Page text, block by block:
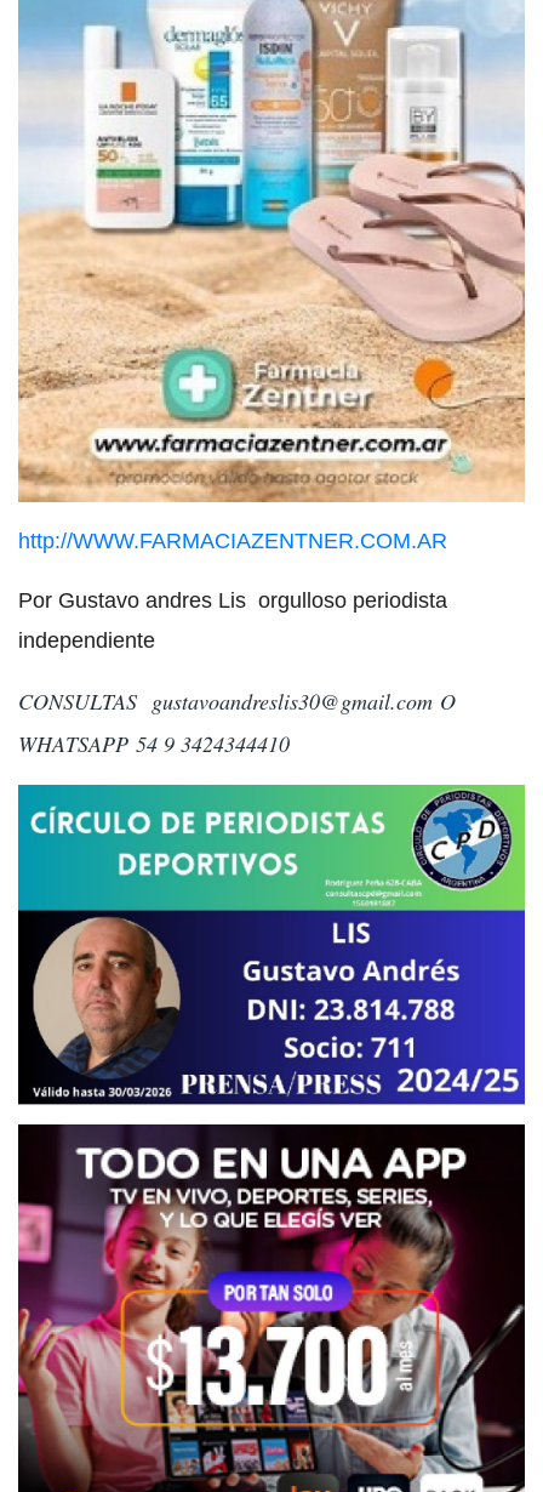
http://WWW.FARMACIAZENTNER.COM.AR
Por Gustavo andres Lis orgulloso periodista
independiente
CONSULTAS gustavoandreslis30@gmail.com O
WHATSAPP 54 9 3424344410